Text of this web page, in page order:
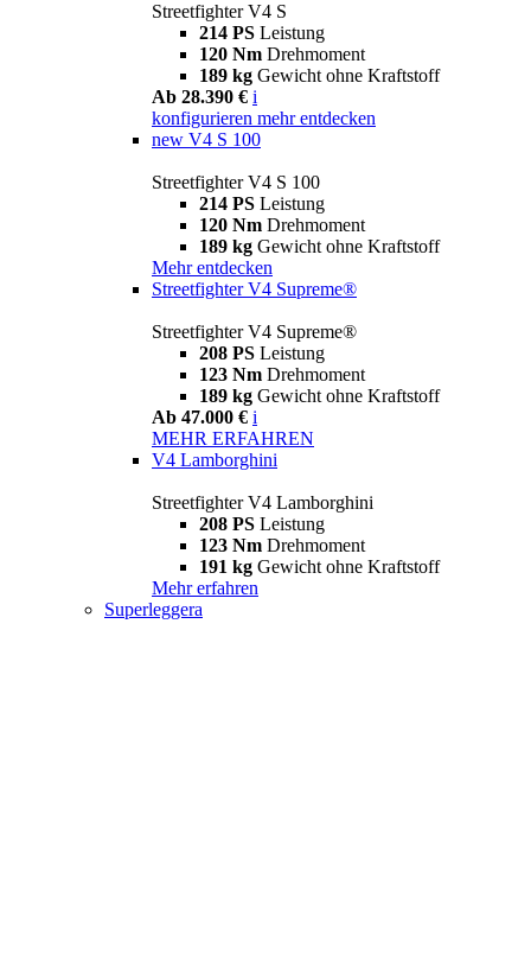
Streetfighter V4 S
214 PS Leistung
120 Nm Drehmoment
189 kg Gewicht ohne Kraftstoff
Ab 28.390 € i
konfigurieren mehr entdecken
new V4 S 100
Streetfighter V4 S 100
214 PS Leistung
120 Nm Drehmoment
189 kg Gewicht ohne Kraftstoff
Mehr entdecken
Streetfighter V4 Supreme®
Streetfighter V4 Supreme®
208 PS Leistung
123 Nm Drehmoment
189 kg Gewicht ohne Kraftstoff
Ab 47.000 € i
MEHR ERFAHREN
V4 Lamborghini
Streetfighter V4 Lamborghini
208 PS Leistung
123 Nm Drehmoment
191 kg Gewicht ohne Kraftstoff
Mehr erfahren
Superleggera